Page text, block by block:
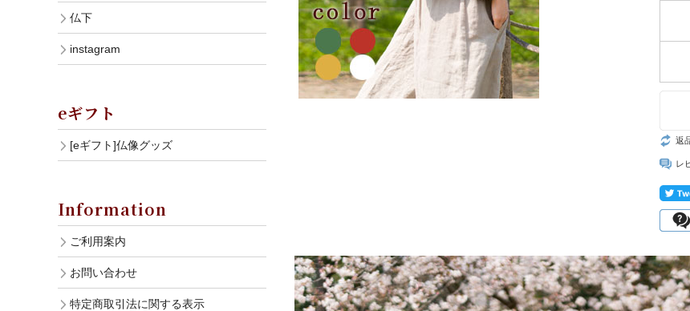
返
レ
仏下
instagram
eギフト
[eギフト]仏像グッズ
Information
ご利用案内
お問い合わせ
特定商取引法に関する表示